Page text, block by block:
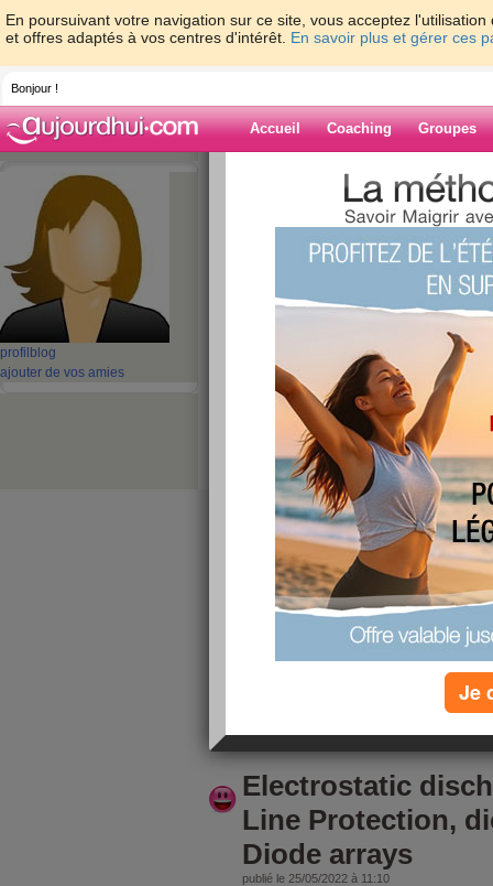
En poursuivant votre navigation sur ce site, vous acceptez
et offres adaptés à vos centres d'intérêt. En savoir plus et gérer ces
Bonjour !
Accueil Coaching Groupes
profil blog
ajouter de vos amies
> maikhanh100
Blog de
21 - 30 31 - 40 41 - 50
51 -
111 - 120 121 - 130 131 - 140141 - 150 151 - 160
221 - 230231 - 240 241 - 250 251 - 260 261 - 270
331 - 340 341 - 350 351 - 360361 - 370 371 - 378 »
241 242 243 244 245
Quartz Crystal
Devices,
circuits , light
publié le 25/05/2022 à 11:27
ABM7 Series 10 MHz ±20 ppm 18 pF -40 to
crystals/abm7-10-000mhz-d2y-t-abracon-
Electrostatic
Line Protection,
Diode arrays
publié le 25/05/2022 à 11:10
Je